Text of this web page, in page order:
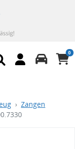
0
Zangen